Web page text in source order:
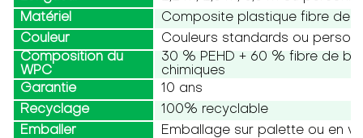
Matériel
Composite plastique fibre de
Couleur
Couleurs standards ou
Composition du
WPC
30 % PEHD + 60 % fibre de
chimiques
Garantie
10 ans
Recyclage
100% recyclable
Emballer
Emballage sur palette ou en